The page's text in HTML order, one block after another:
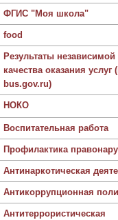
ФГИС "Моя школа"
food
Результаты независимой
качества оказания услуг
bus.gov.ru)
НОКО
Воспитательная работа
Профилактика
Антинаркотическая
Антикоррупционная
Антитеррористическая